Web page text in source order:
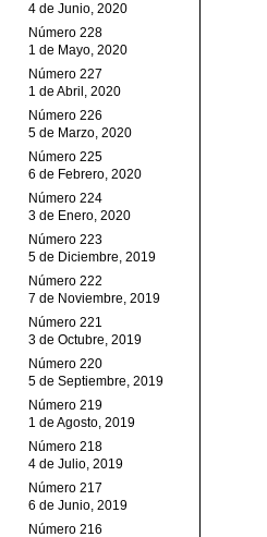
4 de Junio, 2020
Número 228
1 de Mayo, 2020
Número 227
1 de Abril, 2020
Número 226
5 de Marzo, 2020
Número 225
6 de Febrero, 2020
Número 224
3 de Enero, 2020
Número 223
5 de Diciembre, 2019
Número 222
7 de Noviembre, 2019
Número 221
3 de Octubre, 2019
Número 220
5 de Septiembre, 2019
Número 219
1 de Agosto, 2019
Número 218
4 de Julio, 2019
Número 217
6 de Junio, 2019
Número 216